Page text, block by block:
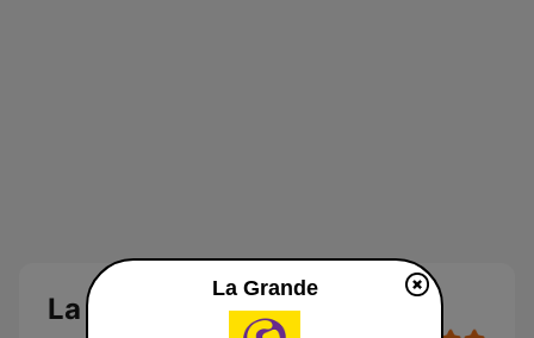
La Grande
La Grande